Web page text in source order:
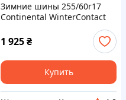
Зимние шины 255/60r17
Continental WinterContact
1 925₴
Купить